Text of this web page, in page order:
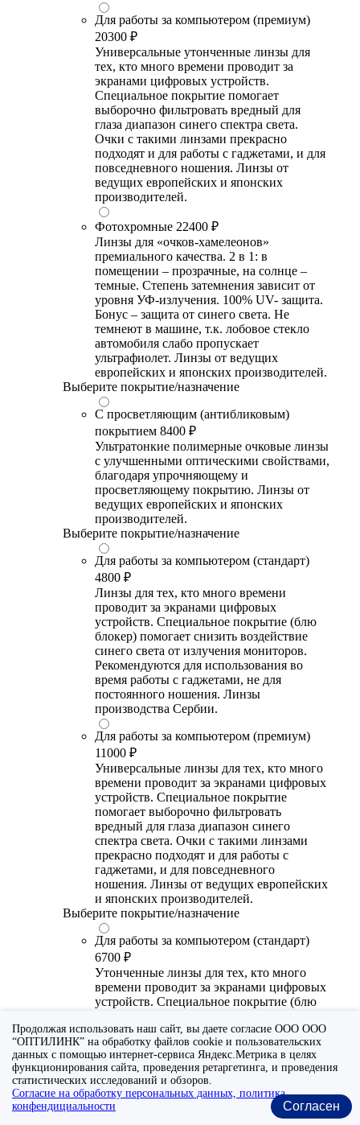
Для работы за компьютером (премиум)
20300 ₽
Универсальные утонченные линзы для
тех, кто много времени проводит за
экранами цифровых устройств.
Специальное покрытие помогает
выборочно фильтровать вредный для
глаза диапазон синего спектра света.
Очки с такими линзами прекрасно
подходят и для работы с гаджетами, и для
повседневного ношения. Линзы от
ведущих европейских и японских
производителей.
Фотохромные 22400 ₽
Линзы для «очков-хамелеонов»
премиального качества. 2 в 1: в
помещении – прозрачные, на солнце –
темные. Степень затемнения зависит от
уровня УФ-излучения. 100% UV- защита.
Бонус – защита от синего света. Не
темнеют в машине, т.к. лобовое стекло
автомобиля слабо пропускает
ультрафиолет. Линзы от ведущих
европейских и японских производителей.
Выберите покрытие/назначение
С просветляющим (антибликовым)
покрытием 8400 ₽
Ультратонкие полимерные очковые линзы
с улучшенными оптическими свойствами,
благодаря упрочняющему и
просветляющему покрытию. Линзы от
ведущих европейских и японских
производителей.
Выберите покрытие/назначение
Для работы за компьютером (стандарт)
4800 ₽
Линзы для тех, кто много времени
проводит за экранами цифровых
устройств. Специальное покрытие (блю
блокер) помогает снизить воздействие
синего света от излучения мониторов.
Рекомендуются для использования во
время работы с гаджетами, не для
постоянного ношения. Линзы
производства Сербии.
Для работы за компьютером (премиум)
11000 ₽
Универсальные линзы для тех, кто много
времени проводит за экранами цифровых
устройств. Специальное покрытие
помогает выборочно фильтровать
вредный для глаза диапазон синего
спектра света. Очки с такими линзами
прекрасно подходят и для работы с
гаджетами, и для повседневного
ношения. Линзы от ведущих европейских
и японских производителей.
Выберите покрытие/назначение
Для работы за компьютером (стандарт)
6700 ₽
Утонченные линзы для тех, кто много
времени проводит за экранами цифровых
устройств. Специальное покрытие (блю
синего света от излучения мониторов.
Рекомендуются для использования во
время работы с гаджетами, не для
постоянного ношения. Линзы
производства Сербии или Ю.-В. Азии.
Для работы за компьютером (премиум)
Продолжая использовать наш сайт, вы даете согласие ООО ООО
“ОПТИЛИНК” на обработку файлов cookie и пользовательских
данных с помощью интернет-сервиса Яндекс.Метрика в целях
функционирования сайта, проведения ретаргетинга, и проведения
статистических исследований и обзоров.
Согласие на обработку персональных данных, политика
конфендициальности
Согласен